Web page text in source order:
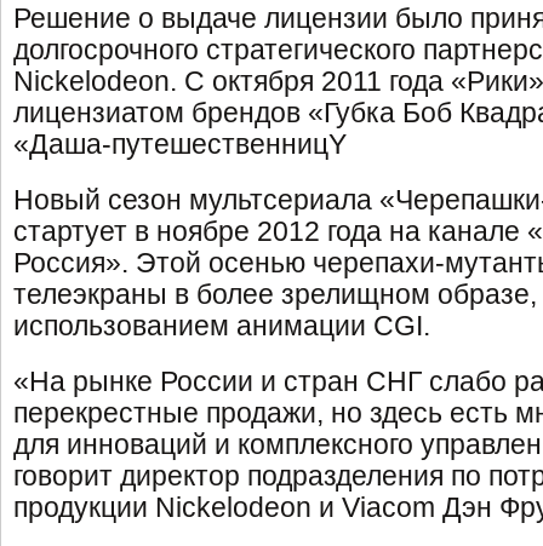
Решение о выдаче лицензии было
долгосрочного стратегического
Nickelodeon. С октября 2011 года
лицензиатом брендов «Губка Боб
«Даша-путешественницY
Новый сезон мультсериала
стартует в ноябре 2012 года на канале
Россия». Этой осенью черепахи-
телеэкраны в более зрелищном
использованием анимации CGI.
«На рынке России и стран СНГ слабо
перекрестные продажи, но здесь есть
для инноваций и комплексного
говорит директор подразделения по
продукции Nickelodeon и Viacom Дэн